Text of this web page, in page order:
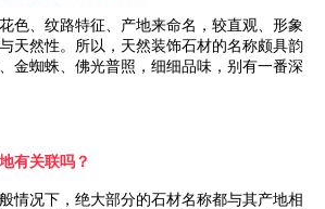
色、纹路特征、产地来命名，较直观、形象
天然性。所以，天然装饰石材的名称颇具韵
金蜘蛛、佛光普照，细细品味，别有一番深
有关联吗？
情况下，绝大部分的石材名称都与其产地相